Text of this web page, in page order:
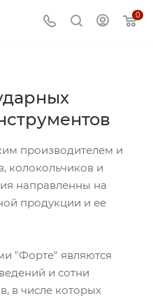
0
производителем и
колокольчиков и
направленны на
продукции и ее
"Форте" являются
и сотни
в числе которых